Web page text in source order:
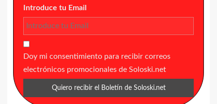
Introduce tu Email
Doy mi consentimiento para recibir correos
electrónicos promocionales de Soloski.net